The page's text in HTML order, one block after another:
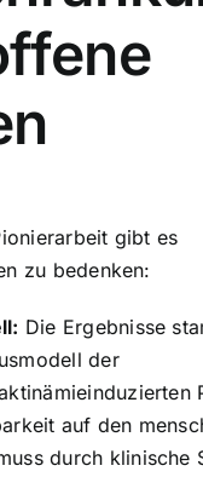
gibt es
zu bedenken:
Die Ergebnisse
der
auf den
durch klinische